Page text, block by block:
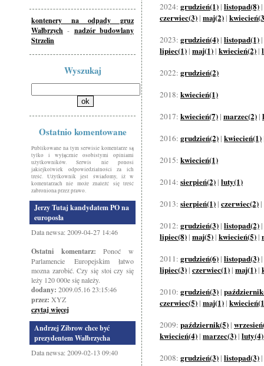
kontenery na odpady gruz
Wałbrzych - nadzór budowlany
Strzelin
Wyszukaj
Ostatnio komentowane
Publikowane na tym serwisie komentarze są
tylko i wyłącznie osobistymi opiniami
użytkowników. Serwis nie ponosi
jakiejkolwiek odpowiedzialności za ich
treść. Użytkownik jest świadomy, iż w
komentarzach nie może znaleźć się treść
zabroniona przez prawo.
Jerzy Tutaj kandydatem PO na
europosła
Data newsa: 2009-04-27 14:46
Ostatni komentarz: Ponoć w
Parlamencie Europejskim łatwo
mozna zarobić. Czy się stoi czy się
leży 120 000e się należy.
dodany: 2009.05.16 23:15:46
przez: XYZ
czytaj więcej
Andrzej Zibrow chce być
prezydentem Wałbrzycha
Data newsa: 2009-02-13 09:40
2024: grudzień(1) | listopad(8) |
czerwiec(3) | maj(2) |
2023: grudzień(4) | listopad(1) |
lipiec(1) | maj(1) | kwiecień(2) |
2022: grudzień(2)
2018: kwiecień(1)
2017: kwiecień(7) | marzec(2) |
2016: grudzień(2) | kwiecień(1)
2015: kwiecień(1)
2014: sierpień(2) | luty(1)
2013: sierpień(1) | czerwiec(2) |
2012: grudzień(3) | listopad(2) |
lipiec(8) | maj(5) | kwiecień(5) |
2011: grudzień(6) | listopad(3) |
lipiec(3) | czerwiec(1) | maj(1) |
2010: grudzień(3) |
czerwiec(5) | maj(1) |
2009: październik(5) |
kwiecień(4) | marzec(3) | luty(4)
2008: grudzień(3) | listopad(3) |